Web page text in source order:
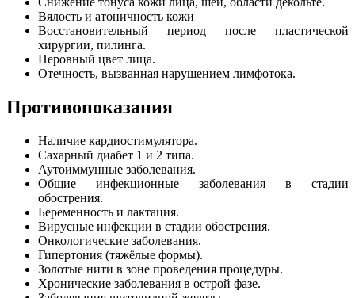
Вялость и атоничность кожи
Восстановительный период после пластической
хирургии, пилинга.
Неровный цвет лица.
Отечность, вызванная нарушением лимфотока.
Противопоказания
Наличие кардиостимулятора.
Сахарный диабет 1 и 2 типа.
Аутоиммунные заболевания.
Общие инфекционные заболевания в стадии
обострения.
Беременность и лактация.
Вирусные инфекции в стадии обострения.
Онкологические заболевания.
Гипертония (тяжёлые формы).
Золотые нити в зоне проведения процедуры.
Хронические заболевания в острой фазе.